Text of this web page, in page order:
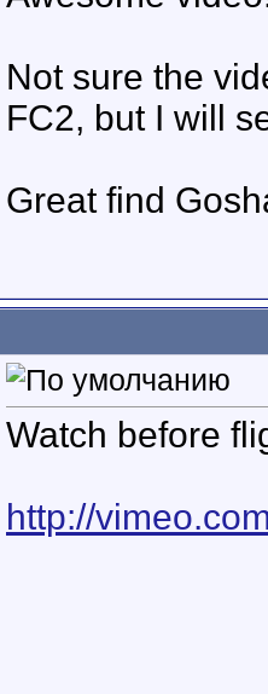
Not sure the
FC2, but I will
Great find
Watch before
http://